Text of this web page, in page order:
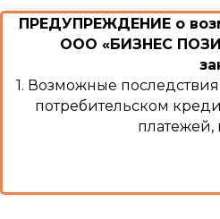
ПРЕДУПРЕЖДЕНИЕ о
ООО «БИЗНЕС
1. Возможные
потребительском
платежей,